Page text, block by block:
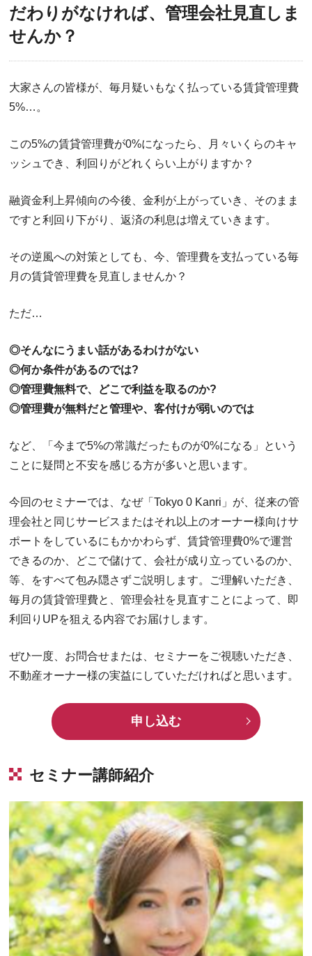
だわりがなければ、管理会社見直しま
せんか？
大家さんの皆様が、毎月疑いもなく払っている賃貸管理費
5%…。
この5%の賃貸管理費が0%になったら、月々いくらのキャ
ッシュでき、利回りがどれくらい上がりますか？
融資金利上昇傾向の今後、金利が上がっていき、そのまま
ですと利回り下がり、返済の利息は増えていきます。
その逆風への対策としても、今、管理費を支払っている毎
月の賃貸管理費を見直しませんか？
ただ…
◎そんなにうまい話があるわけがない
◎何か条件があるのでは?
◎管理費無料で、どこで利益を取るのか?
◎管理費が無料だと管理や、客付けが弱いのでは
など、「今まで5%の常識だったものが0%になる」という
ことに疑問と不安を感じる方が多いと思います。
今回のセミナーでは、なぜ「Tokyo 0 Kanri」が、従来の管
理会社と同じサービスまたはそれ以上のオーナー様向けサ
ポートをしているにもかかわらず、賃貸管理費0%で運営
できるのか、どこで儲けて、会社が成り立っているのか、
等、をすべて包み隠さずご説明します。ご理解いただき、
毎月の賃貸管理費と、管理会社を見直すことによって、即
利回りUPを狙える内容でお届けします。
ぜひ一度、お問合せまたは、セミナーをご視聴いただき、
不動産オーナー様の実益にしていただければと思います。
申し込む
セミナー講師紹介